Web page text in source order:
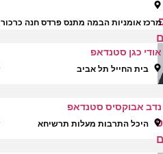
מרכז אומניות הבמה מתנס פרדס חנה כרכור
אודי כגן סטנדאפ
בית החייל תל אביב
נדב אבוקסיס סטנדאפ
היכל התרבות מעלות תרשיחא